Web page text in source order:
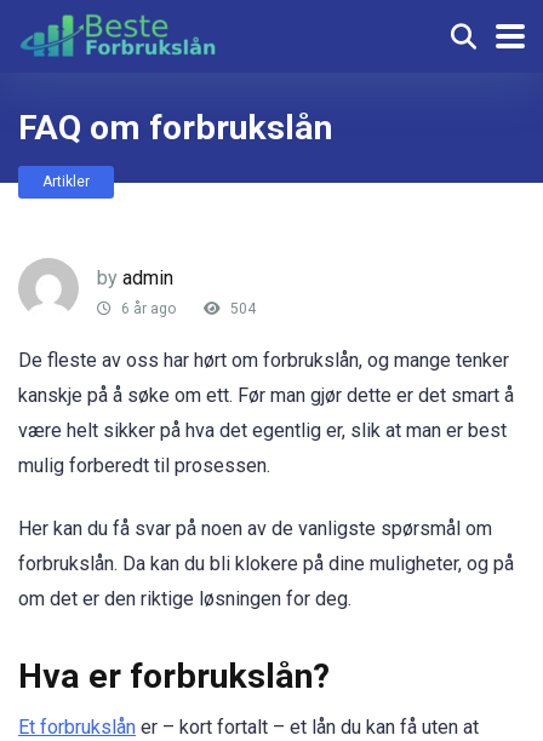
FAQ om forbrukslån
Artikler
by admin
6 år ago 504
De fleste av oss har hørt om forbrukslån, og mange tenker
kanskje på å søke om ett. Før man gjør dette er det smart å
være helt sikker på hva det egentlig er, slik at man er best
mulig forberedt til prosessen.
Her kan du få svar på noen av de vanligste spørsmål om
forbrukslån. Da kan du bli klokere på dine muligheter, og på
om det er den riktige løsningen for deg.
Hva er forbrukslån?
Et forbrukslån er – kort fortalt – et lån du kan få uten at